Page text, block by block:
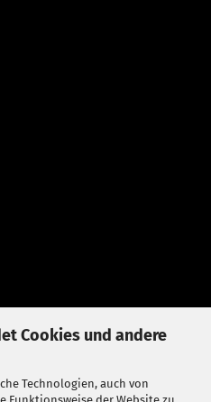
Cookies und andere
Technologien, auch von
der Website zu